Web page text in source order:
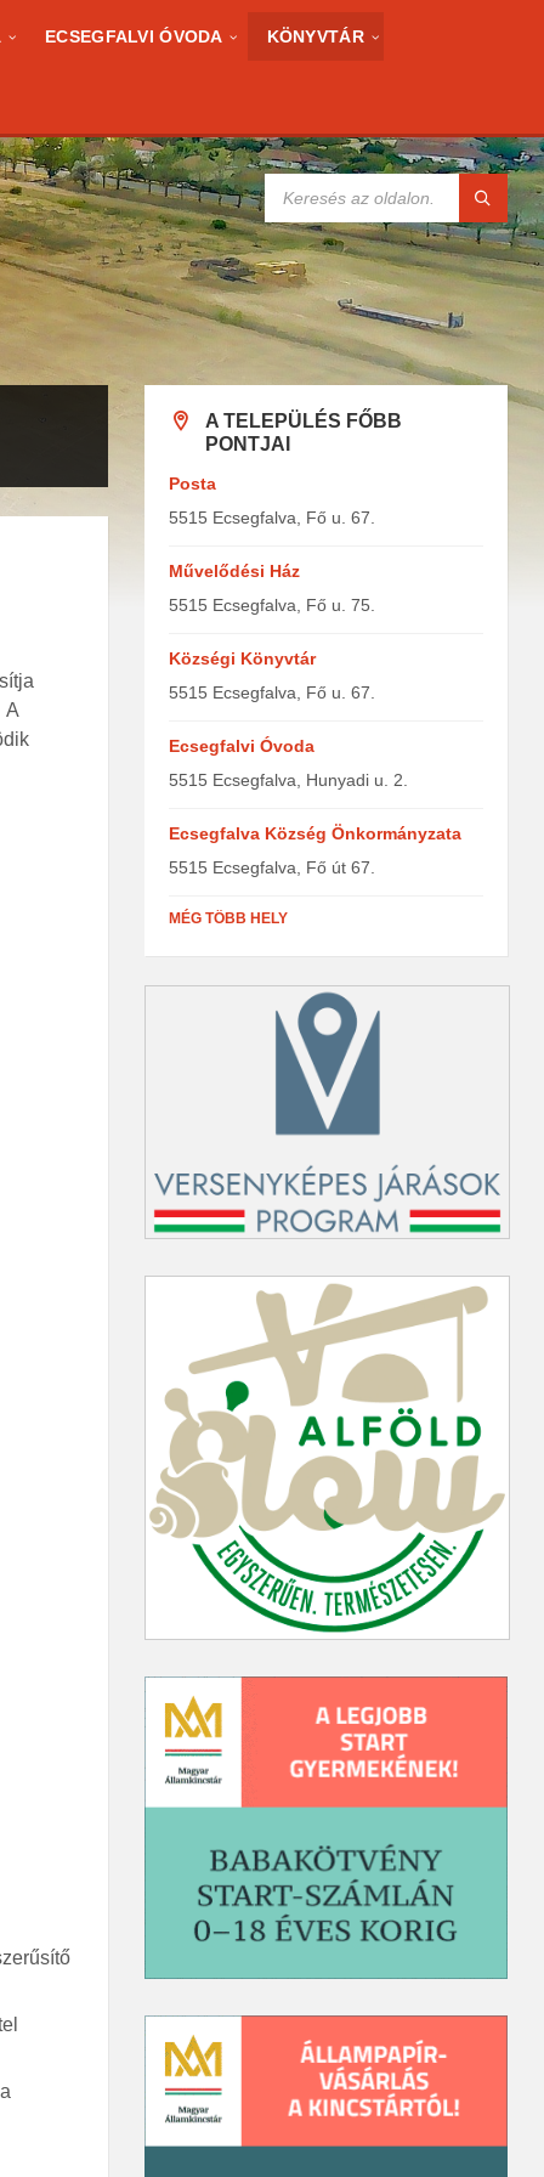
ECSEGFALVI ÓVODA KÖNYVTÁR
KERESÉS:
A
A TELEPÜLÉS FŐBB
PONTJAI
Posta
5515 Ecsegfalva, Fő u. 67.
Művelődési Ház
5515 Ecsegfalva, Fő u. 75.
Községi Könyvtár
5515 Ecsegfalva, Fő u. 67.
Ecsegfalvi Óvoda
5515 Ecsegfalva, Hunyadi u. 2.
Ecsegfalva Község Önkormányzata
5515 Ecsegfalva, Fő út 67.
MÉG TÖBB HELY